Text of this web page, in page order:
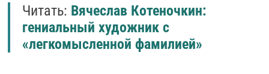
Читать: Вячеслав Котеночкин:
гениальный художник с
«легкомысленной фамилией»